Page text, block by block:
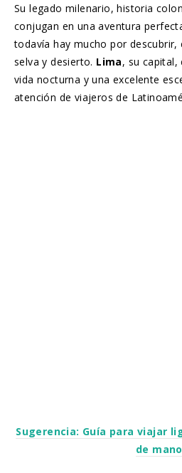
Su legado milenario, historia
conjugan en una aventura
todavía hay mucho por
selva y desierto. Lima, su capital,
vida nocturna y una excelente
atención de viajeros de
Sugerencia: Guía para viajar
de mano